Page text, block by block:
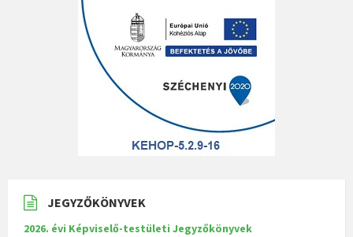
JEGYZŐKÖNYVEK
2026. évi Képviselő-testületi Jegyzőkönyvek